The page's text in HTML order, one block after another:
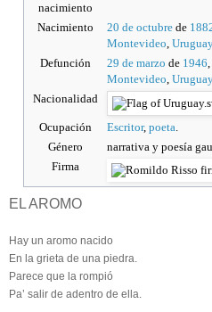
nacimiento
Nacimiento 20 de octubrede
Montevideo,
Defunción
29 de marzo de 1946
Montevideo,
Nacionalidad
Ocupación
Escritor, poeta.
Género
narrativa y poesía
Firma
EL AROMO
Hay un aromo nacido
En la grieta de una piedra.
Parece que la rompió
Pa’ salir de adentro de ella.